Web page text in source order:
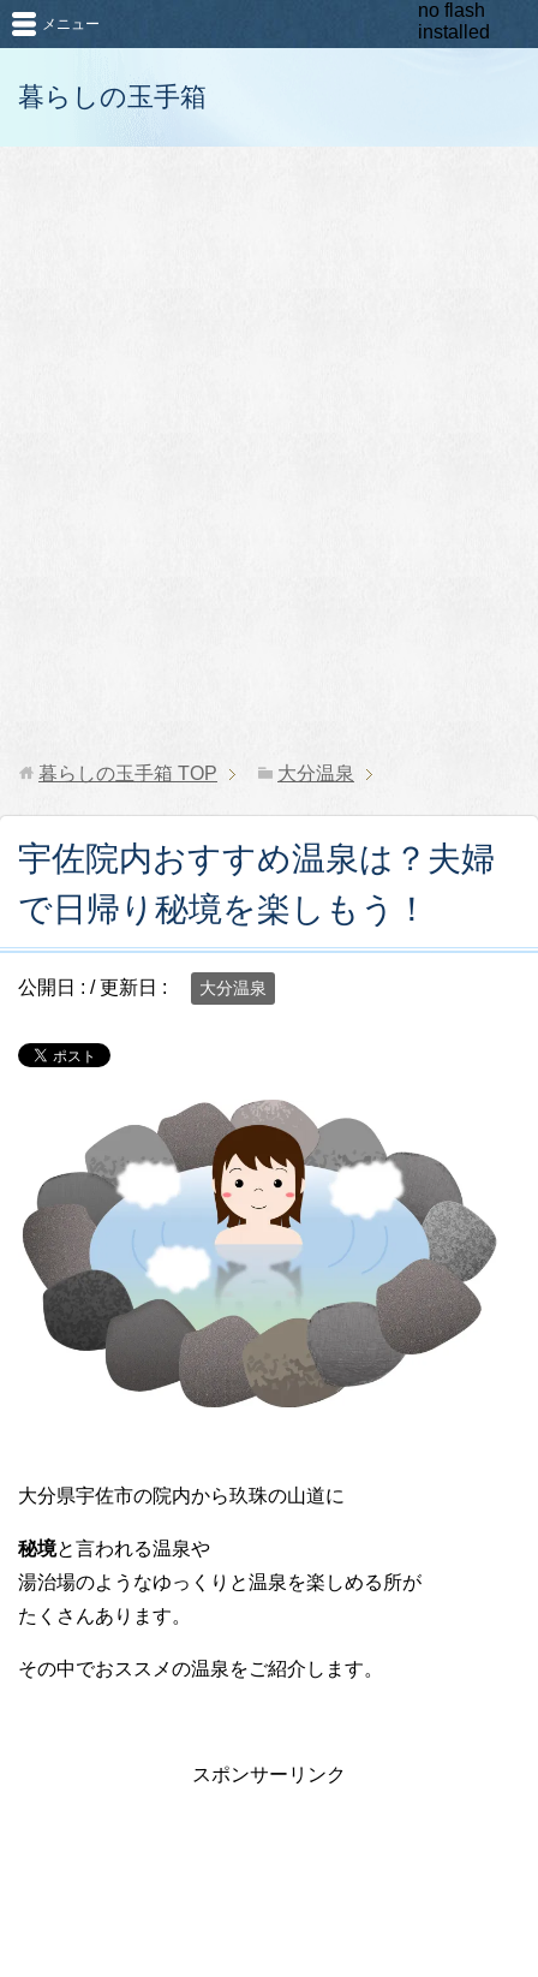
暮らしの玉手箱
メニュー
暮らしの玉手箱 TOP 大分温泉
宇佐院内おすすめ温泉は？夫婦
で日帰り秘境を楽しもう！
公開日 : / 更新日 : 大分温泉
大分県宇佐市の院内から玖珠の山道に
秘境と言われる温泉や
湯治場のようなゆっくりと温泉を楽しめる所が
たくさんあります。
その中でおススメの温泉をご紹介します。
スポンサーリンク
no flash
installed